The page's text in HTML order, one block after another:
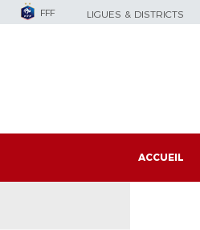
FFF LIGUES & DISTRICTS
ACCUEIL